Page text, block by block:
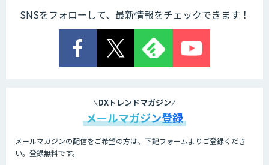
SNSをフォローして、最新情報をチェックできます！
DXトレンドマガジン
メールマガジン登録
メールマガジンの配信をご希望の方は、下記フォームよりご登録くださ
い。登録無料です。